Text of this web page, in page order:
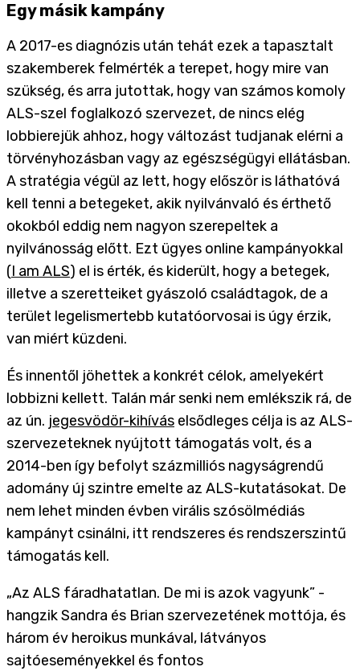
Egy másik kampány
A 2017-es diagnózis után tehát ezek a tapasztalt
szakemberek felmérték a terepet, hogy mire van
szükség, és arra jutottak, hogy van számos komoly
ALS-szel foglalkozó szervezet, de nincs elég
lobbierejük ahhoz, hogy változást tudjanak elérni a
törvényhozásban vagy az egészségügyi ellátásban.
A stratégia végül az lett, hogy először is láthatóvá
kell tenni a betegeket, akik nyilvánvaló és érthető
okokból eddig nem nagyon szerepeltek a
nyilvánosság előtt. Ezt ügyes online kampányokkal
(I am ALS) el is érték, és kiderült, hogy a betegek,
illetve a szeretteiket gyászoló családtagok, de a
terület legelismertebb kutatóorvosai is úgy érzik,
van miért küzdeni.
És innentől jöhettek a konkrét célok, amelyekért
lobbizni kellett. Talán már senki nem emlékszik rá, de
az ún. jegesvödör-kihívás elsődleges célja is az ALS-
szervezeteknek nyújtott támogatás volt, és a
2014-ben így befolyt százmilliós nagyságrendű
adomány új szintre emelte az ALS-kutatásokat. De
nem lehet minden évben virális szósölmédiás
kampányt csinálni, itt rendszeres és rendszerszintű
támogatás kell.
„Az ALS fáradhatatlan. De mi is azok vagyunk” -
hangzik Sandra és Brian szervezetének mottója, és
három év heroikus munkával, látványos
sajtóeseményekkel és fontos